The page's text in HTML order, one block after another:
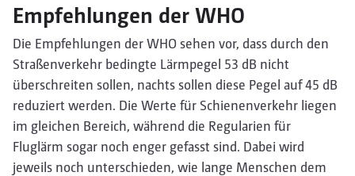
Empfehlungen der WHO
Die Empfehlungen der WHO sehen vor, dass durch den
Straßenverkehr bedingte Lärmpegel 53 dB nicht
überschreiten sollen, nachts sollen diese Pegel auf 45 dB
reduziert werden. Die Werte für Schienenverkehr liegen
im gleichen Bereich, während die Regularien für
Fluglärm sogar noch enger gefasst sind. Dabei wird
jeweils noch unterschieden, wie lange Menschen dem